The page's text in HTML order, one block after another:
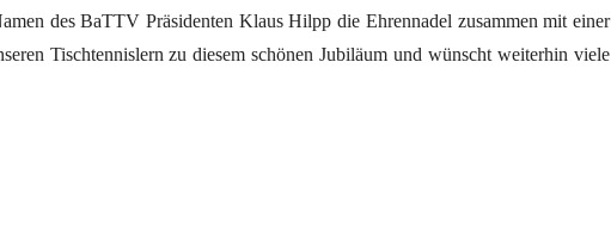
des BaTTV Präsidenten Klaus Hilpp die Ehrennadel zusammen mit einer
Tischtennislern zu diesem schönen Jubiläum und wünscht weiterhin viele